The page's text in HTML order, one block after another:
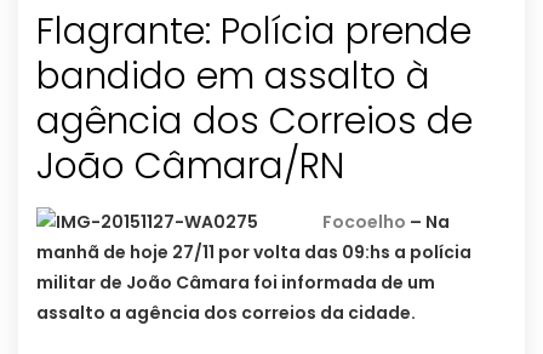
Flagrante: Polícia prende
bandido em assalto à
agência dos Correios de
João Câmara/RN
Focoelho – Na
manhã de hoje 27/11 por volta das 09:hs a polícia
militar de João Câmara foi informada de um
assalto a agência dos correios da cidade.